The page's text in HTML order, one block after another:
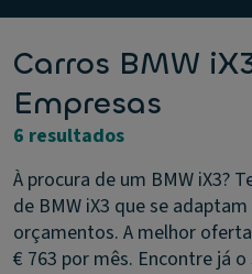
Carros BMW
Empresas
6 resultados
À procura de um BMW iX3?
de BMW iX3 que se
orçamentos. A melhor
€ 763 por mês. Encontre já